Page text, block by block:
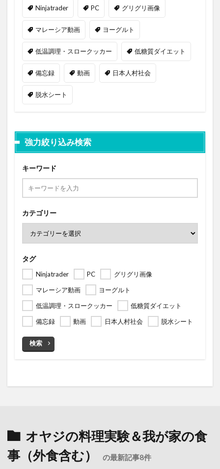
Ninjatrader PC グリグリ画像
マレーシア動画 ヨーグルト
低温調理・スロークッカー 低糖質ダイエット
備忘録 動画 日本人村社会
脱水シート
強力絞り込み検索
キーワード
カテゴリー
タグ
Ninjatrader PC
グリグリ画像
マレーシア動画
ヨーグルト
低温調理・スロークッカー
低糖質ダイエット
備忘録
動画 日本人村社会 脱水シート
検索
オヤジの料理実験＆我が家の食
事（外食含む）
の最新記事8件